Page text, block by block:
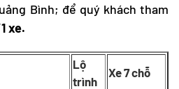
Bình; để quý khách tham
xe.
Lộ
trình
Xe 7 chỗ